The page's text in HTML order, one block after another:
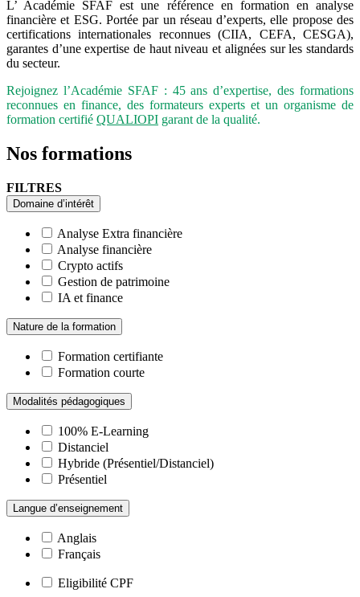
L’ Académie SFAF est une référence en formation en analyse
financière et ESG. Portée par un réseau d’experts, elle propose des
certifications internationales reconnues (CIIA, CEFA, CESGA),
garantes d’une expertise de haut niveau et alignées sur les standards
du secteur.
Rejoignez l’Académie SFAF : 45 ans d’expertise, des formations
reconnues en finance, des formateurs experts et un organisme de
formation certifié QUALIOPI garant de la qualité.
Nos formations
FILTRES
Domaine d’intérêt
Analyse Extra financière
Analyse financière
Crypto actifs
Gestion de patrimoine
IA et finance
Nature de la formation
Formation certifiante
Formation courte
Modalités pédagogiques
100% E-Learning
Distanciel
Hybride (Présentiel/Distanciel)
Présentiel
Langue d’enseignement
Anglais
Français
Eligibilité CPF